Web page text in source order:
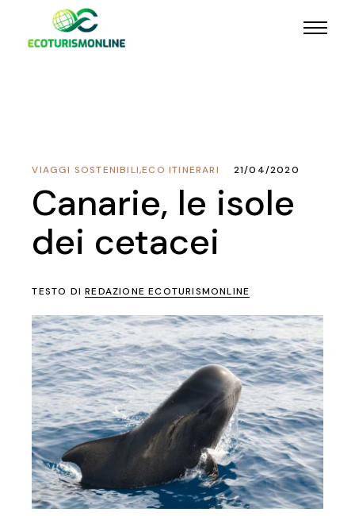
ECO ITINERARI
,
VIAGGI SOSTENIBILI 21/04/2020
Canarie, le isole
dei cetacei
TESTO DIREDAZIONE ECOTURISMONLINE